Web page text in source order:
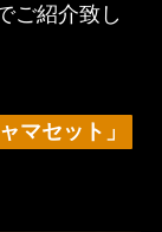
ご紹介致し
マセット」